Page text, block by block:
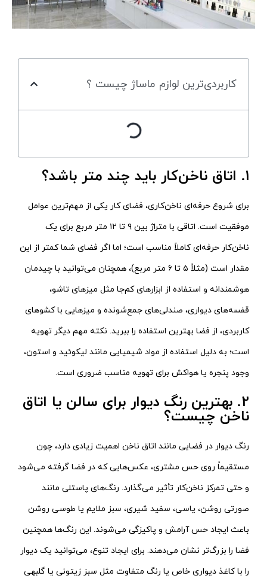
کاربردی‌ترین لوازم ماساژ چیست ؟
1. اتاق ناخن‌کار باید چند متر باشد؟
برای شروع حرفه‌ای ناخن‌کاری، فضای کار یکی از مهم‌ترین عوامل
موفقیت است. اتاقی با متراژ بین ۹ تا ۱۲ متر مربع برای یک
ناخن‌کار حرفه‌ای کاملاً مناسب است؛ اما اگر فضای شما کمتر از این
مقدار است (مثلاً ۵ تا ۶ متر مربع)، همچنان می‌توانید با چیدمان
هوشمندانه و استفاده از ابزارهای کم‌جا مثل میزهای تاشو،
قفسه‌های دیواری، صندلی‌های جمع‌شونده و میزهایی با کشوهای
کاربردی، از فضا بهترین استفاده را ببرید. نکته مهم دیگر تهویه
است؛ به دلیل استفاده از مواد شیمیایی مانند لیکوئید و استون،
وجود پنجره یا هواکش برای تهویه مناسب ضروری است.
2. بهترین رنگ دیوار برای سالن یا اتاق
ناخن چیست؟
رنگ دیوار در فضایی مانند اتاق ناخن اهمیت زیادی دارد، چون
مستقیماً روی حس مشتری، عکس‌هایی که در فضا گرفته می‌شود
و حتی تمرکز ناخن‌کار تأثیر می‌گذارد. رنگ‌های پاستلی مانند
صورتی روشن، یاسی، سفید شیری، سبز ملایم یا طوسی روشن
باعث ایجاد حس آرامش و پاکیزگی می‌شوند. این رنگ‌ها همچنین
فضا را بزرگ‌تر نشان می‌دهند. برای ایجاد تنوع، می‌توانید یک دیوار
را با کاغذ دیواری خاص یا رنگ متفاوت مثل سبز زیتونی یا گلبهی